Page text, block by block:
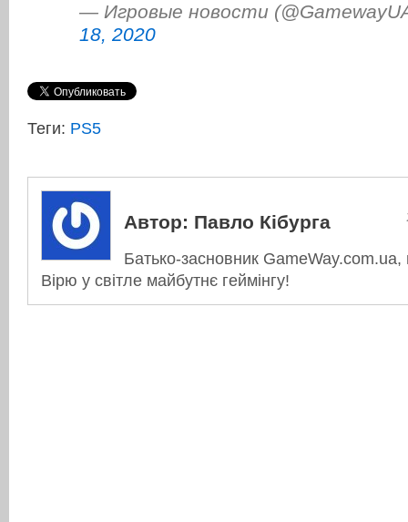
— Игровые новости
18, 2020
Теги: PS5
Автор: Павло Кібурга
Батько-засновник
Вірю у світле майбутнє геймінгу!